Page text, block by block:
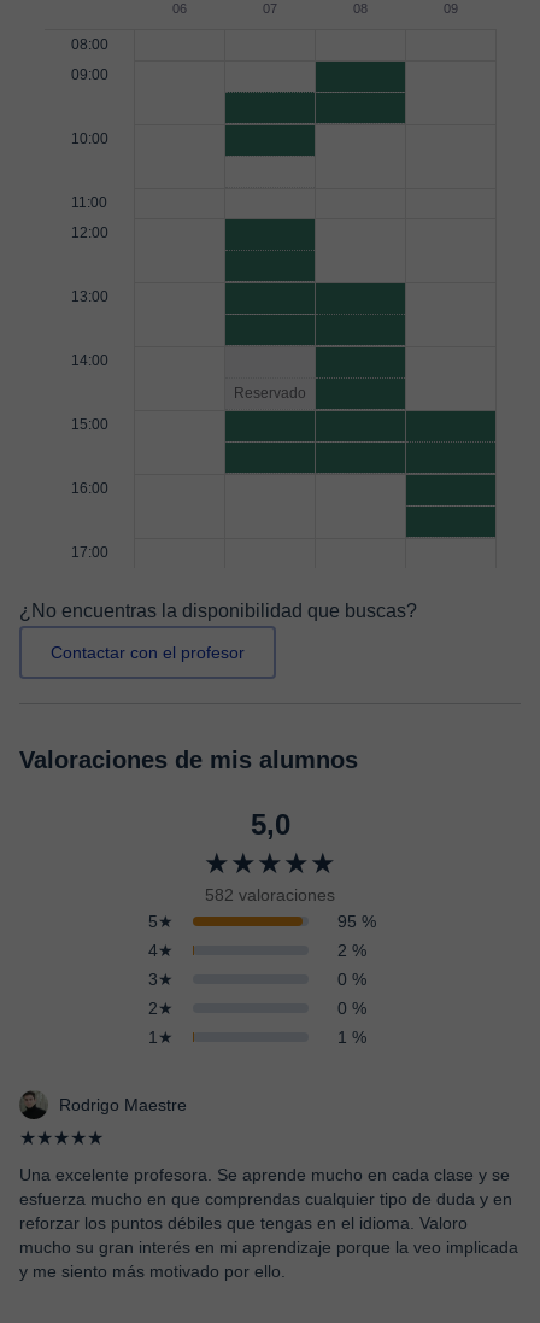
06
07
08
09
08:00
09:00
10:00
11:00
12:00
13:00
14:00
Reservado
15:00
16:00
17:00
¿No encuentras la disponibilidad que buscas?
Contactar con el profesor
Valoraciones de mis alumnos
5,0
★★★★★
582 valoraciones
5★
95 %
4★
2 %
3★
0 %
2★
0 %
1★
1 %
Rodrigo Maestre
★★★★★
Una excelente profesora. Se aprende mucho en cada clase y se
esfuerza mucho en que comprendas cualquier tipo de duda y en
reforzar los puntos débiles que tengas en el idioma. Valoro
mucho su gran interés en mi aprendizaje porque la veo implicada
y me siento más motivado por ello.